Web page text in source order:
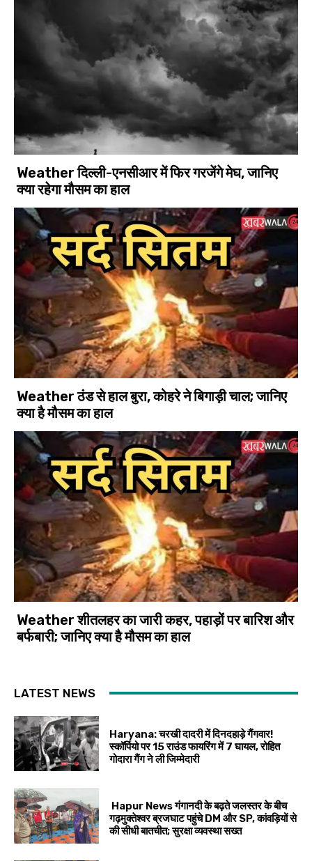
Weather दिल्ली-एनसीआर में फिर गरजेंगे मेघ, जानिए
क्या रहेगा मौसम का हाल
Weather ठंड से हाल बुरा, कोहरे ने बिगाड़ी चाल; जानिए
क्या है मौसम का हाल
Weather शीतलहर का जारी कहर, पहाड़ों पर बारिश और
बर्फबारी; जानिए क्या है मौसम का हाल
LATEST NEWS
Haryana: चरखी दादरी में दिनदहाड़े गैंगवार!
स्कॉर्पियो पर 15 राउंड फायरिंग में 7 घायल, रोहित
गोदारा गैंग ने ली जिम्मेदारी
Hapur News गंगानदी के बढ़ते जलस्तर के बीच
गढ़मुक्तेश्वर ब्रजघाट पहुंचे DM और SP, कांवड़ियों से
की सीधी बातचीत; सुरक्षा व्यवस्था सख्त